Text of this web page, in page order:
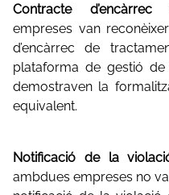
Contracte
empreses van
d’encàrrec de
plataforma de gestió
demostraven la
equivalent.
Notificació de la
ambdues empreses no